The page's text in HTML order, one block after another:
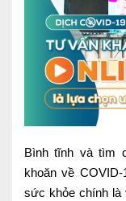
Vật lý trị liệu
Xét nghiệm
Xét nghiệm
Chẩn đoán
Nội soi tiêu
Các gói khám
Bình tĩnh và tìm
khoăn về
sức khỏe chính là